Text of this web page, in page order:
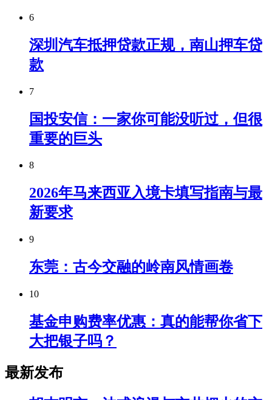
6
深圳汽车抵押贷款正规，南山押车贷
款
7
国投安信：一家你可能没听过，但很
重要的巨头
8
2026年马来西亚入境卡填写指南与最
新要求
9
东莞：古今交融的岭南风情画卷
10
基金申购费率优惠：真的能帮你省下
大把银子吗？
最新发布